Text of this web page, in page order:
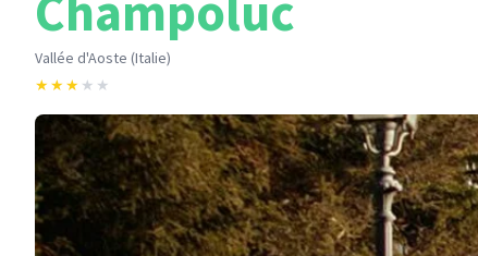
Vallée d'Aoste (Italie)
★★★ ★ ★